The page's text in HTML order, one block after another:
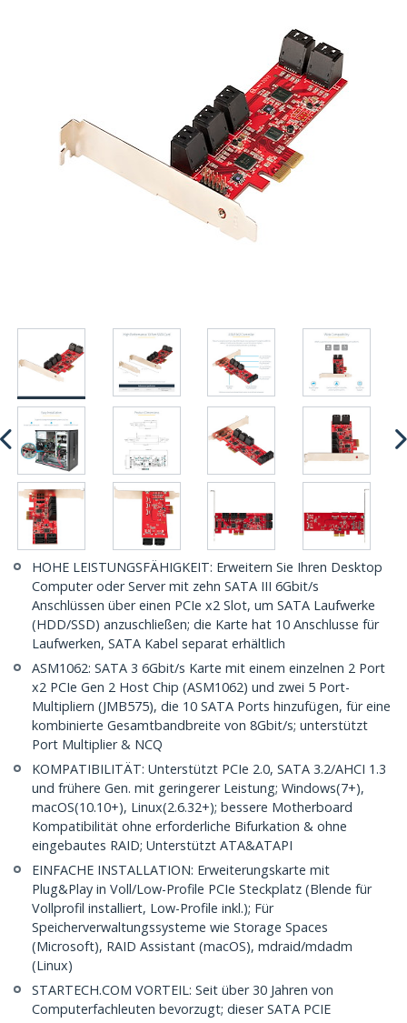
HOHE LEISTUNGSFÄHIGKEIT: Erweitern Sie Ihren Desktop
Computer oder Server mit zehn SATA III 6Gbit/s
Anschlüssen über einen PCIe x2 Slot, um SATA Laufwerke
(HDD/SSD) anzuschließen; die Karte hat 10 Anschlusse für
Laufwerken, SATA Kabel separat erhältlich
ASM1062: SATA 3 6Gbit/s Karte mit einem einzelnen 2 Port
x2 PCIe Gen 2 Host Chip (ASM1062) und zwei 5 Port-
Multipliern (JMB575), die 10 SATA Ports hinzufügen, für eine
kombinierte Gesamtbandbreite von 8Gbit/s; unterstützt
Port Multiplier & NCQ
KOMPATIBILITÄT: Unterstützt PCIe 2.0, SATA 3.2/AHCI 1.3
und frühere Gen. mit geringerer Leistung; Windows(7+),
macOS(10.10+), Linux(2.6.32+); bessere Motherboard
Kompatibilität ohne erforderliche Bifurkation & ohne
eingebautes RAID; Unterstützt ATA&ATAPI
EINFACHE INSTALLATION: Erweiterungskarte mit
Plug&Play in Voll/Low-Profile PCIe Steckplatz (Blende für
Vollprofil installiert, Low-Profile inkl.); Für
Speicherverwaltungssysteme wie Storage Spaces
(Microsoft), RAID Assistant (macOS), mdraid/mdadm
(Linux)
STARTECH.COM VORTEIL: Seit über 30 Jahren von
Computerfachleuten bevorzugt; dieser SATA PCIE